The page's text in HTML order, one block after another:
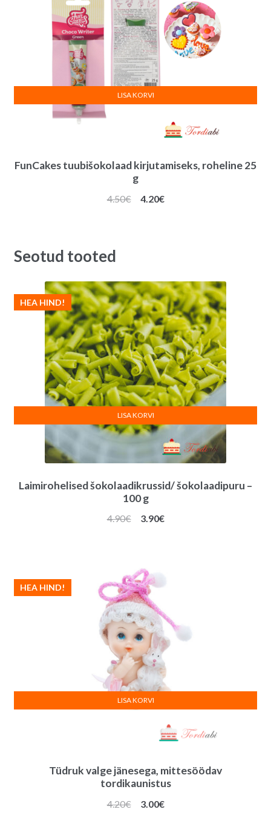
FunCakes tuubišokolaad kirjutamiseks, roheline 25
g
4.50€
Algne
4.20€Praegune
LISA KORVI
Seotud tooted
Laimirohelised šokolaadikrussid/ šokolaadipuru –
100 g
HEA HIND!
4.90€
Algne
3.90€Praegune
LISA KORVI
Tüdruk valge jänesega, mittesöödav
tordikaunistus
HEA HIND!
4.20€
Algne
3.00€Praegune
LISA KORVI